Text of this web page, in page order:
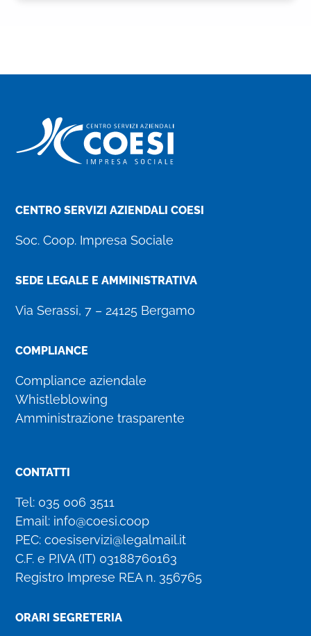
CENTRO SERVIZI AZIENDALI COESI
Soc. Coop. Impresa Sociale
SEDE LEGALE E AMMINISTRATIVA
Via Serassi, 7 – 24125 Bergamo
COMPLIANCE
Compliance aziendale
Whistleblowing
Amministrazione trasparente
CONTATTI
Tel: 035 006 3511
Email: info@coesi.coop
PEC:coesiservizi@legalmail.it
C.F. e P.IVA (IT) 03188760163
Registro Imprese REA n. 356765
ORARI SEGRETERIA